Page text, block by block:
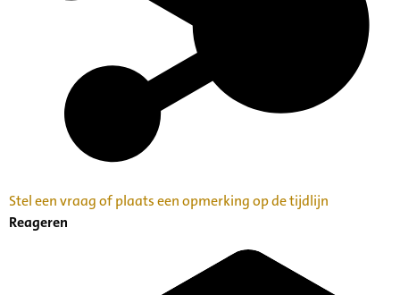
Stel een vraag of plaats een opmerking op de tijdlijn
Reageren